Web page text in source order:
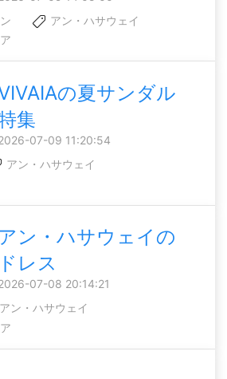
アン・ハサウェイ
の夏サンダル
集
07-09 11:20:54
アン・ハサウェイ
アン・ハサウェイの
ドレス
07-08 20:14:21
アン・ハサウェイ